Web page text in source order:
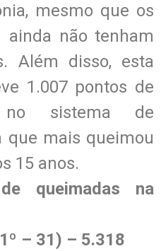
mesmo que os
ainda não tenham
Além disso, esta
1.007 pontos de
no sistema de
que mais queimou
15 anos.
queimadas na
– 31) – 5.318